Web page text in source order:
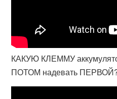
КАКУЮ КЛЕММУ
ПОТОМ надевать